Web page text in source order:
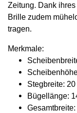
Zeitung. Dank
Brille zudem
tragen.
Merkmale:
Stegbreite: 20
Bügellänge: